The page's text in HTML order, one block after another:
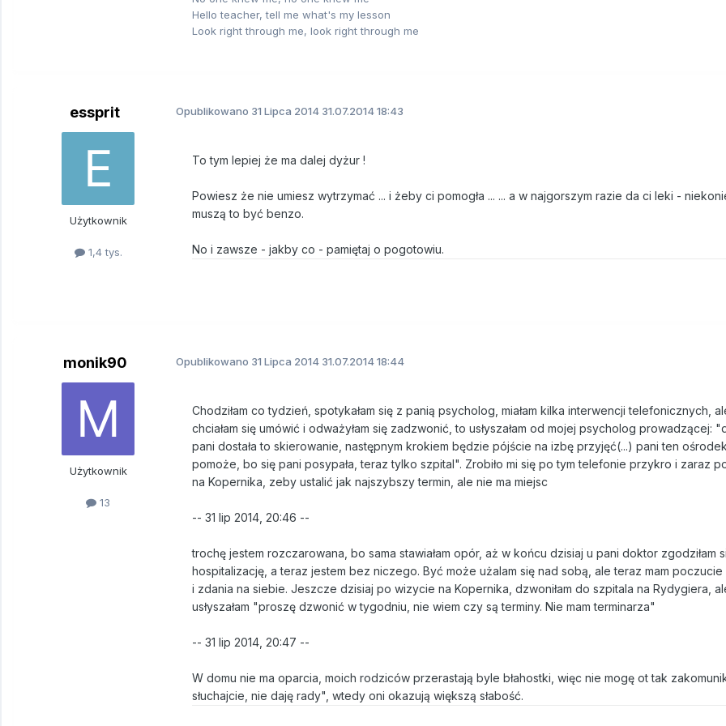
Hello teacher, tell me what's my lesson
Look right through me, look right through me
essprit
Użytkownik
1,4 tys.
Opublikowano 31 Lipca 2014 31.07.2014 18:43
To tym lepiej że ma dalej dyżur !
Powiesz że nie umiesz wytrzymać ... i żeby ci pomogła ... ... a w najgorszym razie da ci leki -
muszą to być benzo.
No i zawsze - jakby co - pamiętaj o pogotowiu.
monik90
Użytkownik
13
Opublikowano 31 Lipca 2014 31.07.2014 18:44
Chodziłam co tydzień, spotykałam się z panią psycholog, miałam kilka interwencji telefonicznych,
chciałam się umówić i odważyłam się zadzwonić, to usłyszałam od mojej psycholog prowadzącej:
pani dostała to skierowanie, następnym krokiem będzie pójście na izbę przyjęć(...) pani ten
pomoże, bo się pani posypała, teraz tylko szpital". Zrobiło mi się po tym telefonie przykro i zaraz
na Kopernika, zeby ustalić jak najszybszy termin, ale nie ma miejsc
-- 31 lip 2014, 20:46 --
trochę jestem rozczarowana, bo sama stawiałam opór, aż w końcu dzisiaj u pani doktor zgodziłam
hospitalizację, a teraz jestem bez niczego. Być może użalam się nad sobą, ale teraz mam
i zdania na siebie. Jeszcze dzisiaj po wizycie na Kopernika, dzwoniłam do szpitala na Rydygiera,
usłyszałam "proszę dzwonić w tygodniu, nie wiem czy są terminy. Nie mam terminarza"
-- 31 lip 2014, 20:47 --
W domu nie ma oparcia, moich rodziców przerastają byle błahostki, więc nie mogę ot tak
słuchajcie, nie daję rady", wtedy oni okazują większą słabość.